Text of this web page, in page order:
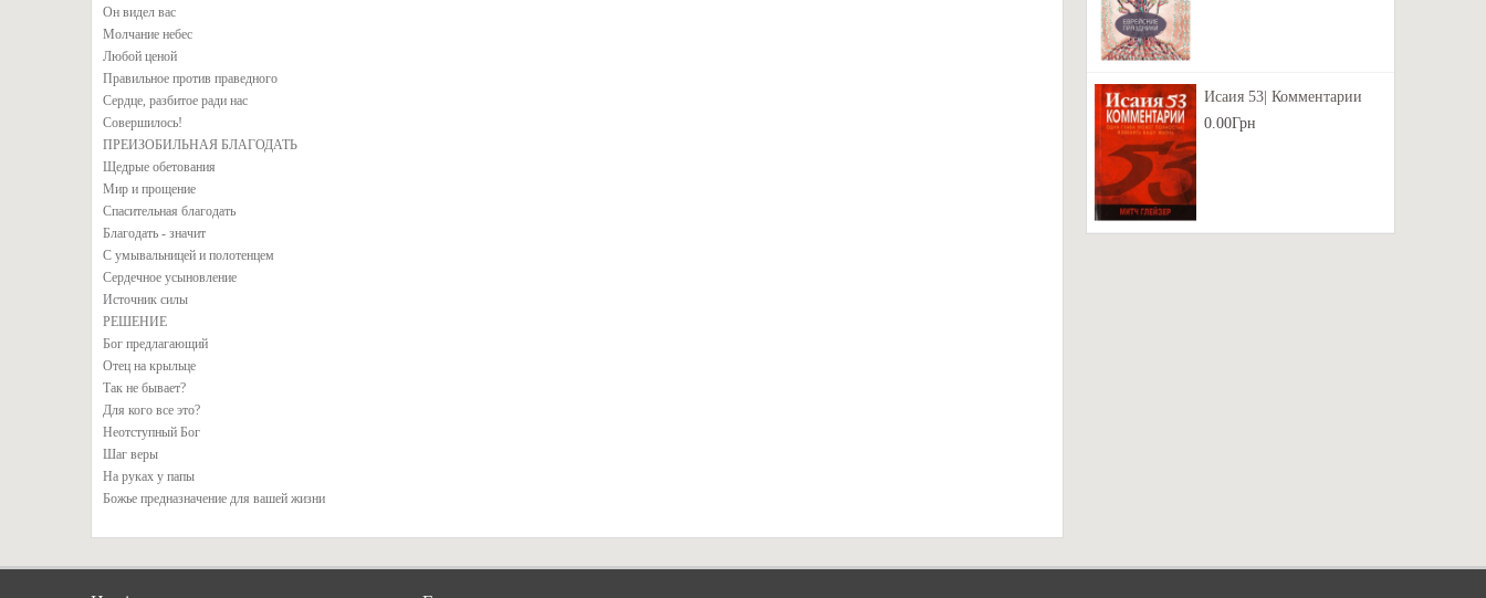
Он видел вас
Молчание небес
Любой ценой
Правильное против праведного
Сердце, разбитое ради нас
Совершилось!
ПРЕИЗОБИЛЬНАЯ БЛАГОДАТЬ
Щедрые обетования
Мир и прощение
Спасительная благодать
Благодать - значит
С умывальницей и полотенцем
Сердечное усыновление
Источник силы
РЕШЕНИЕ
Бог предлагающий
Отец на крыльце
Так не бывает?
Для кого все это?
Неотступный Бог
Шаг веры
На руках у папы
Божье предназначение для вашей жизни
Исаия 53| Комментарии
0.00Грн